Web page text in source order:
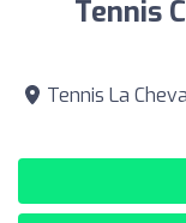
Tennis
Tennis La